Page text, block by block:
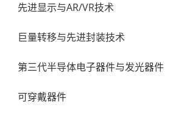
先进显示与AR/VR技术
巨量转移与先进封装技术
第三代半导体电子器件与发光器件
可穿戴器件